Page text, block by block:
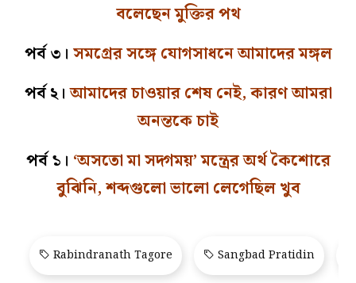
বলেছেন মুক্তির পথ
পর্ব ৩। সমগ্রের সঙ্গে যোগসাধনে আমাদের মঙ্গল
পর্ব ২।আমাদের চাওয়ার শেষ নেই, কারণ আমরা
অনন্তকে চাই
পর্ব ১। ‘অসতো মা সদ্গময়’ মন্ত্রের অর্থ কৈশোরে
বুঝিনি, শব্দগুলো ভালো লেগেছিল খুব
Rabindranath Tagore Sangbad Pratidin